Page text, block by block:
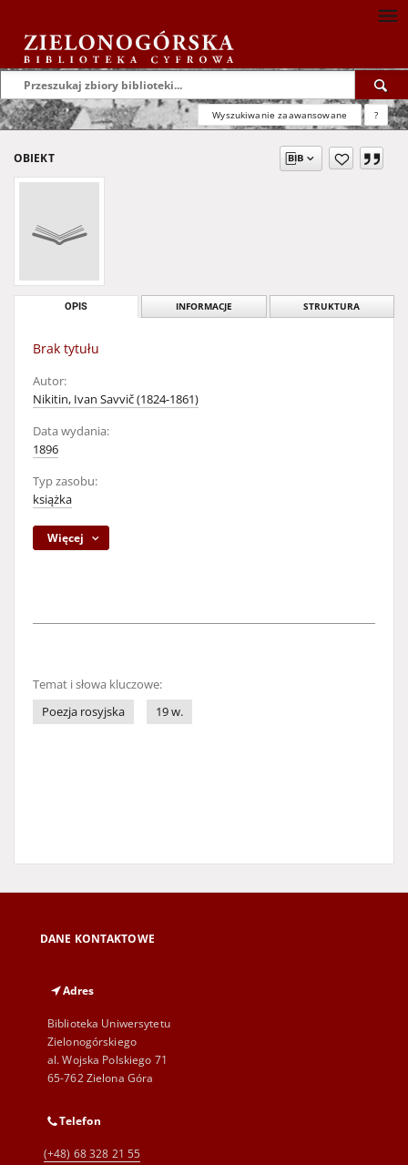
Wyszukiwanie zaawansowane ?
OBIEKT
OPIS INFORMACJE STRUKTURA
Brak tytułu
Autor:
Nikitin, Ivan Savvič (1824-1861)
Data wydania:
1896
Typ zasobu:
książka
Więcej
Temat i słowa kluczowe:
Poezja rosyjska
19 w.
DANE KONTAKTOWE
Adres
Biblioteka Uniwersytetu
Zielonogórskiego
al. Wojska Polskiego 71
65-762 Zielona Góra
Telefon
(+48) 68 328 21 55